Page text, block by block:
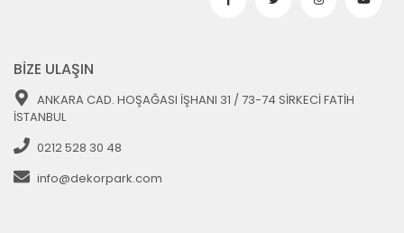
BİZE ULAŞIN
ANKARA CAD. HOŞAĞASI İŞHANI 31 / 73-74 SİRKECİ FATİH
İSTANBUL
0212 528 30 48
info@dekorpark.com